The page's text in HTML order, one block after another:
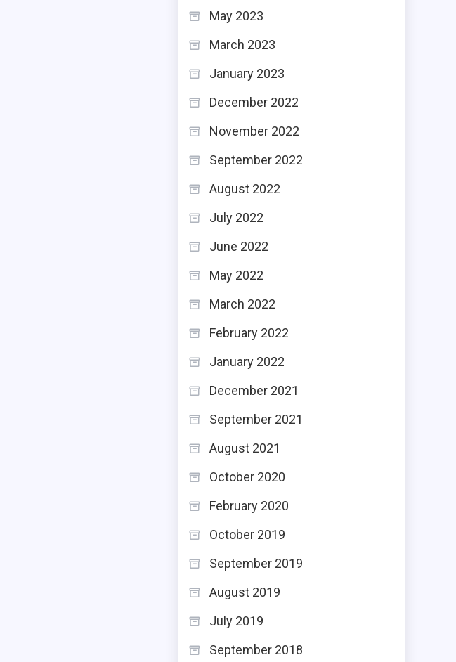
May 2023
March 2023
January 2023
December 2022
November 2022
September 2022
August 2022
July 2022
June 2022
May 2022
March 2022
February 2022
January 2022
December 2021
September 2021
August 2021
October 2020
February 2020
October 2019
September 2019
August 2019
July 2019
September 2018